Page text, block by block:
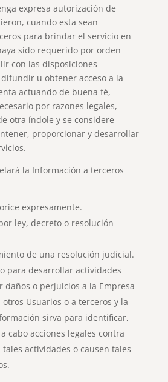
expresa autorización de
cuando esta sean
para brindar el servicio en
sido requerido por orden
con las disposiciones
u obtener acceso a la
actuando de buena fé,
por razones legales,
otra índole y se considere
proporcionar y desarrollar
la Información a terceros
expresamente.
ley, decreto o resolución
de una resolución judicial.
para desarrollar actividades
daños o perjuicios a la Empresa
Usuarios o a terceros y la
sirva para identificar,
cabo acciones legales contra
actividades o causen tales